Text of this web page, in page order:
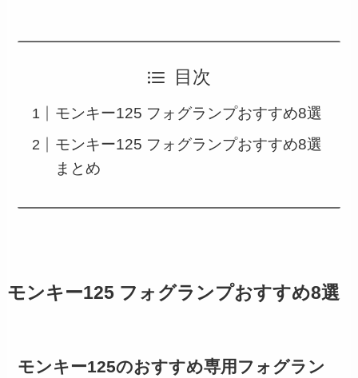
目次
モンキー125 フォグランプおすすめ8選
モンキー125 フォグランプおすすめ8選
まとめ
モンキー125 フォグランプおすすめ8選
モンキー125のおすすめ専用フォグラン